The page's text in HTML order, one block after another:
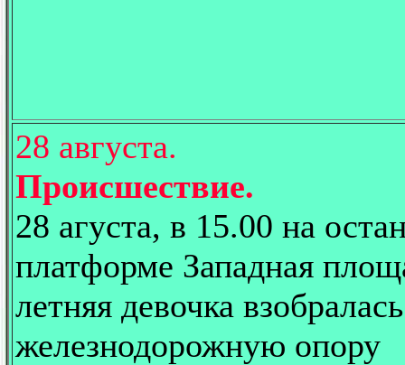
28 августа.
Происшествие.
28 агуста, в 15.00 на
платформе Западная
летняя девочка
железнодорожную опору